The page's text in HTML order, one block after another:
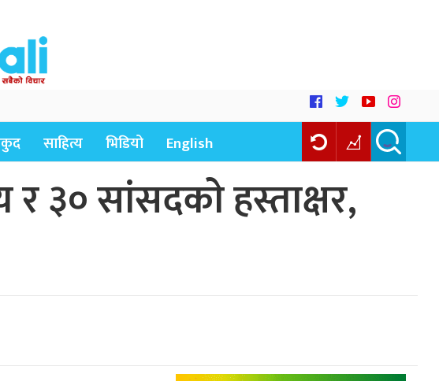
साहित्य भिडियो English
३० सांसदकाे हस्ताक्षर,